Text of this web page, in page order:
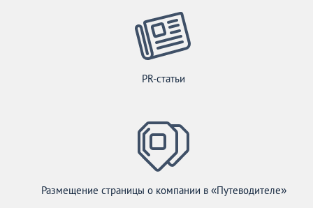
PR-статьи
Размещение страницы о компании в «Путеводителе»